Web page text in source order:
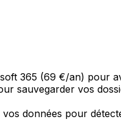
365 (69 €/an) pour
sauvegarder vos
données pour